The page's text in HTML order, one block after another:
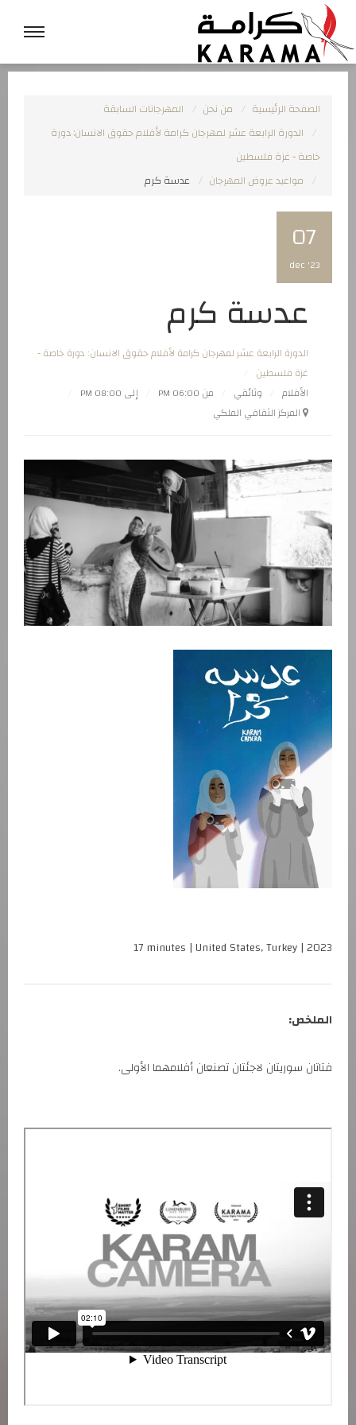
الصفحة الرئيسية من نحن
المهرجانات السابقة
الدورة الرابعة عشر لمهرجان كرامة لأفلام حقوق الانسان: دورة
خاصة - غزة فلسطين
مواعيد عروض المهرجان
عدسة كرم
07
dec '23
عدسة كرم
الدورة الرابعة عشر لمهرجان كرامة لأفلام حقوق الانسان: دورة خاصة -
غزة فلسطين
الأفلام
وثائقي من 06:00 PM
إلى 08:00 PM
المركز الثقافي الملكي
17 minutes | United States, Turkey | 2023
الملخص:
فتاتان سوريتان لاجئتان تصنعان أفلامهما الأولى.